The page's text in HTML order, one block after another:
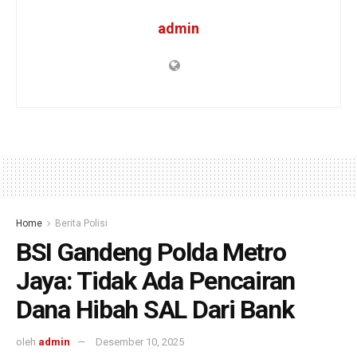
admin
Home Berita Polisi
BSI Gandeng Polda Metro
Jaya: Tidak Ada Pencairan
Dana Hibah SAL Dari Bank
oleh admin Desember 10, 2025